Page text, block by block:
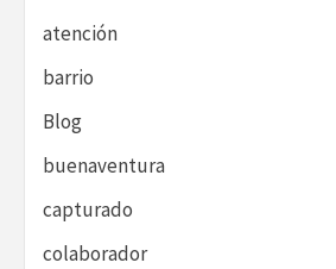
atención
barrio
Blog
buenaventura
capturado
colaborador